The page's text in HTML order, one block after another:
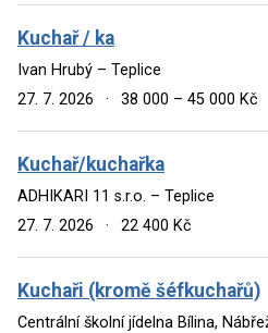
Kuchař / ka
Ivan Hrubý – Teplice
27. 7. 2026
· 38 000 – 45 000 Kč
Kuchař/kuchařka
ADHIKARI 11 s.r.o. – Teplice
27. 7. 2026
· 22 400 Kč
Kuchaři (kromě šéfkuchařů)
Centrální školní jídelna Bílina,